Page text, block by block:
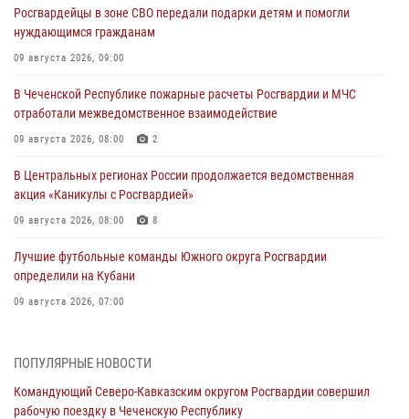
Росгвардейцы в зоне СВО передали подарки детям и помогли
нуждающимся гражданам
09 августа 2026, 09:00
В Чеченской Республике пожарные расчеты Росгвардии и МЧС
отработали межведомственное взаимодействие
09 августа 2026, 08:00 2
В Центральных регионах России продолжается ведомственная
акция «Каникулы с Росгвардией»
09 августа 2026, 08:00 8
Лучшие футбольные команды Южного округа Росгвардии
определили на Кубани
09 августа 2026, 07:00
(видео)
ПОПУЛЯРНЫЕ НОВОСТИ
Командующий Северо-Кавказским округом Росгвардии совершил
рабочую поездку в Чеченскую Республику